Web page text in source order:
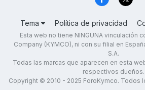
Tema Política de privacidad
Esta web no tiene NINGUNA vinculación
Company (KYMCO), ni con su filial en
S.A.
Todas las marcas que aparecen en esta
respectivos dueños.
Copyright © 2010 - 2025 ForoKymco. Todos